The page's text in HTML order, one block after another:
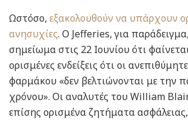
Ωστόσο, εξακολουθούν να υπάρχουν
ανησυχίες. Ο Jefferies, για
σημείωμα στις 22 Ιουνίου ότι
ορισμένες ενδείξεις ότι οι
φαρμάκου «δεν βελτιώνονται με την
χρόνου». Οι αναλυτές του William
επίσης ορισμένα ζητήματα